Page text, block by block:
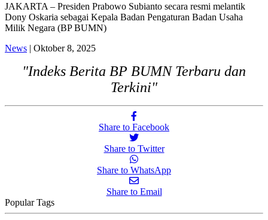
JAKARTA – Presiden Prabowo Subianto secara resmi melantik
Dony Oskaria sebagai Kepala Badan Pengaturan Badan Usaha
Milik Negara (BP BUMN)
News | Oktober 8, 2025
"Indeks Berita BP BUMN Terbaru dan
Terkini"
Share to Facebook
Share to Twitter
Share to WhatsApp
Share to Email
Popular Tags